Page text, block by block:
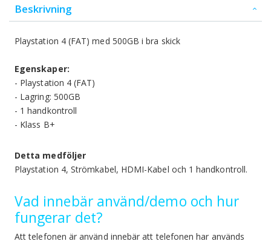
Beskrivning
Playstation 4 (FAT) med 500GB i bra skick
Egenskaper:
- Playstation 4 (FAT)
- Lagring: 500GB
- 1 handkontroll
- Klass B+
Detta medföljer
Playstation 4, Strömkabel, HDMI-Kabel och 1 handkontroll.
Vad innebär använd/demo och hur
fungerar det?
Att telefonen är använd innebär att telefonen har används